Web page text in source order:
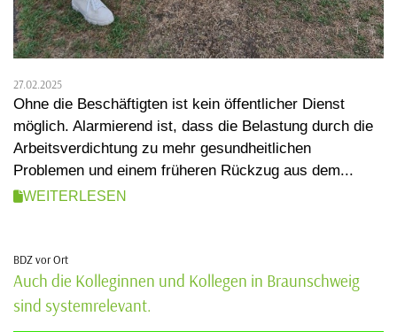
27.02.2025
Ohne die Beschäftigten ist kein öffentlicher Dienst
möglich. Alarmierend ist, dass die Belastung durch die
Arbeitsverdichtung zu mehr gesundheitlichen
Problemen und einem früheren Rückzug aus dem...
WEITERLESEN
BDZ vor Ort
Auch die Kolleginnen und Kollegen in Braunschweig
sind systemrelevant.